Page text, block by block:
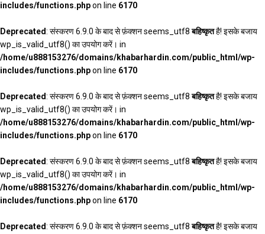
includes/functions.phpon line 6170
Deprecated: संस्करण 6.9.0 के बाद से फ़ंक्शन seems_utf8बहिष्कृतहै! इसके बजाय
wp_is_valid_utf8() का उपयोग करें। in
/home/u888153276/domains/khabarhardin.com/public_html/wp-
includes/functions.phpon line 6170
Deprecated: संस्करण 6.9.0 के बाद से फ़ंक्शन seems_utf8बहिष्कृतहै! इसके बजाय
wp_is_valid_utf8() का उपयोग करें। in
/home/u888153276/domains/khabarhardin.com/public_html/wp-
includes/functions.phpon line 6170
Deprecated: संस्करण 6.9.0 के बाद से फ़ंक्शन seems_utf8बहिष्कृतहै! इसके बजाय
wp_is_valid_utf8() का उपयोग करें। in
/home/u888153276/domains/khabarhardin.com/public_html/wp-
includes/functions.phpon line 6170
Deprecated: संस्करण 6.9.0 के बाद से फ़ंक्शन seems_utf8बहिष्कृतहै! इसके बजाय